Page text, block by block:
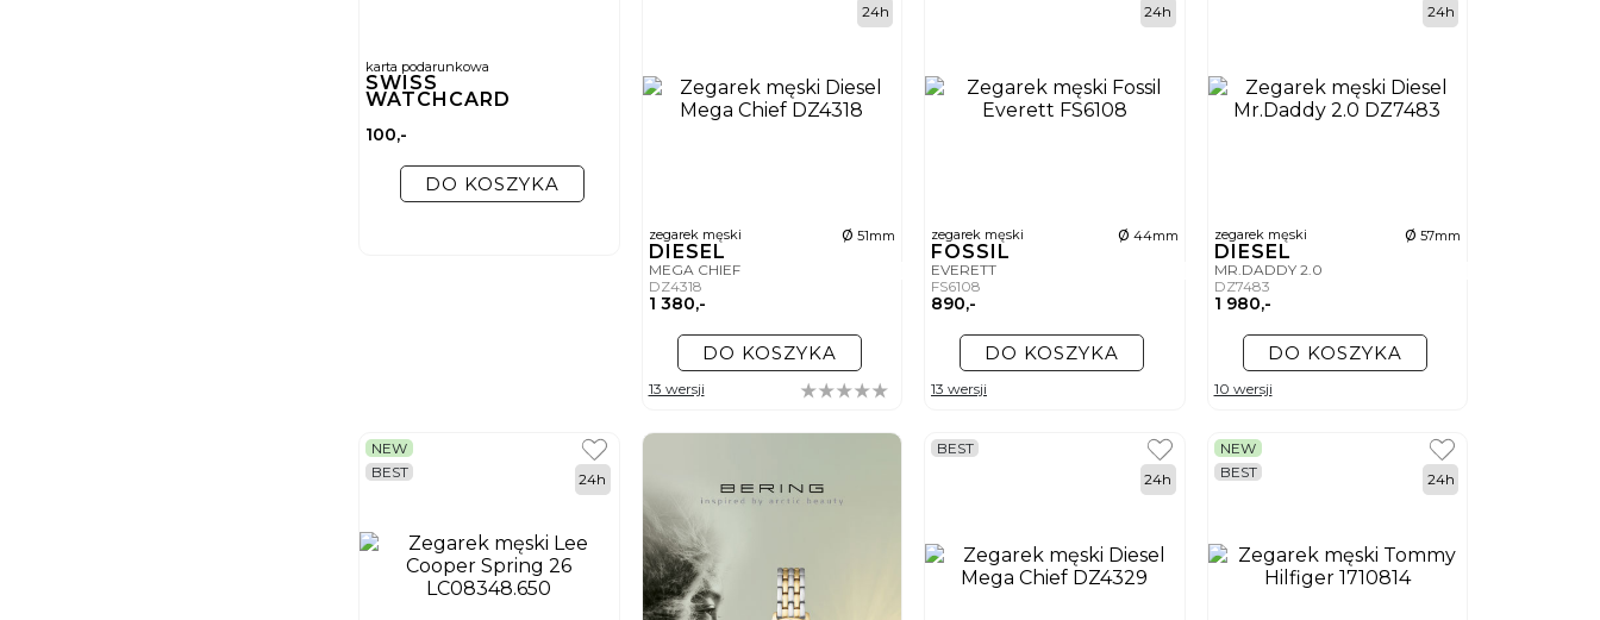
karta podarunkowa
SWISS
WATCHCARD
100,-
DO KOSZYKA
zegarek męski ø 51mm
DIESEL
MEGA CHIEF
DZ4318
1 380,-
24h
DO KOSZYKA
13 wersji
zegarek męski ø 44mm
FOSSIL
EVERETT
FS6108
890,-
24h
DO KOSZYKA
13 wersji
zegarek męski ø 57mm
DIESEL
MR.DADDY 2.0
DZ7483
1 980,-
24h
DO KOSZYKA
10 wersji
NEW
BEST
24h
BEST
24h
NEW
BEST
24h